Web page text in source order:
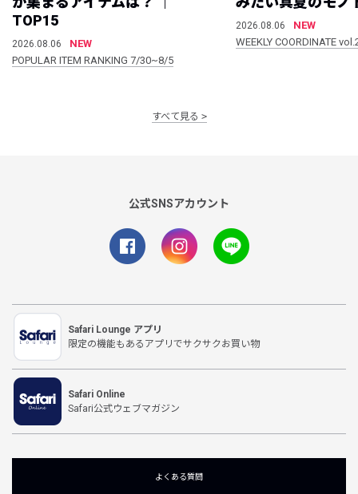
TOP15
2026.08.06
NEW
POPULAR ITEM RANKING 7/30~8/5
2026.08.06
NEW
WEEKLY COORDINATE
すべて見る
公式SNSアカウント
Safari Lounge アプリ
限定の機能もあるアプリでサクサクお買い物
Safari Online
Safari公式ウェブマガジン
よくある質問